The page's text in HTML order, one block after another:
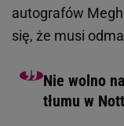
autografów
się, że musi
Nie wolno
tłumu w